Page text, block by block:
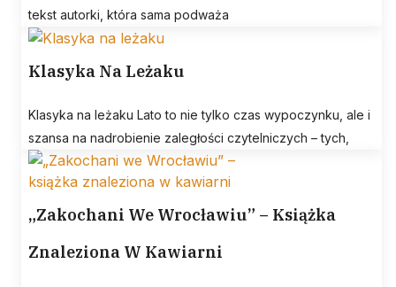
tekst autorki, która sama podważa
Klasyka Na Leżaku
Klasyka na leżaku Lato to nie tylko czas wypoczynku, ale i
szansa na nadrobienie zaległości czytelniczych – tych,
„Zakochani We Wrocławiu” – Książka
Znaleziona W Kawiarni